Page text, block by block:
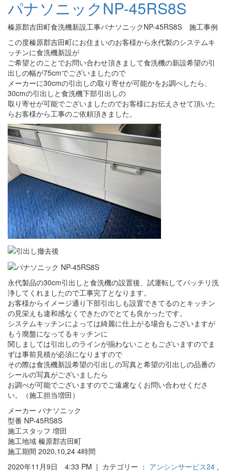
パナソニックNP-45RS8S
榛原郡吉田町食洗機新設工事パナソニックNP-45RS8S 施工事例
この度榛原郡吉田町にお住まいのお客様から永代製のシステムキ
ッチンに食洗機新設が
ご希望とのことでお問い合わせ頂きまして食洗機の新設希望の引
出しの幅が75cmでございましたので
メーカーに30cmの引出しの取り寄せが可能かをお調べしたら、
30cmの引出しと食洗機下部引出しの
取り寄せが可能でございましたのでお客様にお伝えさせて頂いた
らお客様から工事のご依頼頂きました。
永代製品の30cm引出しと食洗機の設置後、試運転してバッチリ洗
浄してくれましたので工事完了となります。
お客様からイメージ通り下部引出しも設置できてるのとキッチン
の見栄えも違和感なくできたのでとても良かったです。
システムキッチンによっては綺麗に仕上がる場合もございますが
もう廃盤になってるキッチンに
関しましては引出しのラインが揃わないこともございますのでま
ずは事前見積が必須になりますので
その際は食洗機新設希望の引出しの写真と希望の引出しの品番の
シールの写真がございましたら
お調べが可能でございますのでご遠慮なくお問い合わせくださ
い。（施工担当増田）
メーカー パナソニック
型番 NP-45RS8S
施工スタッフ 増田
施工地域 榛原郡吉田町
施工期間 2020,10,24 4時間
2020年11月9日 4:33 PM | カテゴリー ： アンシンサービス24 ,